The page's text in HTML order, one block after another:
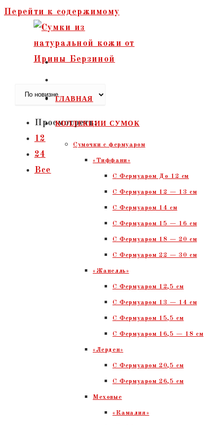
Перейти к содержимому
ГЛАВНАЯ
КОЛЛЕКЦИИ СУМОК
Сумочки c фермуаром
«Тиффани»
С Фермуаром До 12 см
С Фермуаром 12 — 13 см
С Фермуаром 14 см
С Фермуаром 15 — 16 см
C Фермуаром 18 — 20 см
С Фермуаром 22 — 30 см
«Жанелль»
С Фермуаром 12,5 см
С Фермуаром 13 — 14 см
С Фермуаром 15,5 см
С Фермуаром 16,5 — 18 см
«Лерден»
С Фермуаром 20,5 см
С Фермуаром 26,5 см
Меховые
«Камалия»
Просмотреть:
12
24
Все